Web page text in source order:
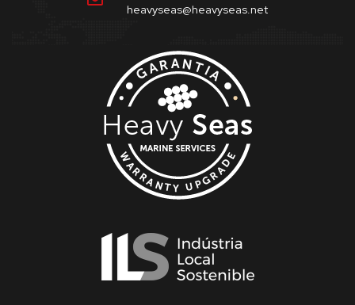
heavyseas@heavyseas.net